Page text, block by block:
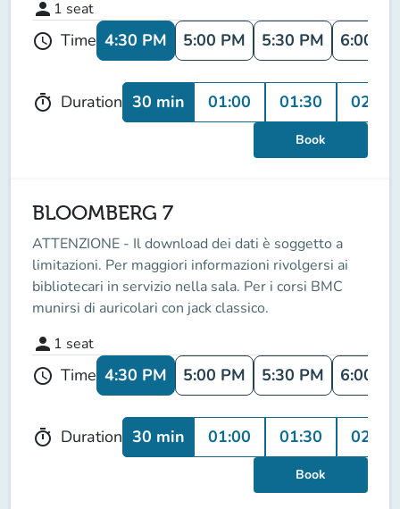
person 1 seat
schedule Time 4:30 PM 5:00 PM 5:30 PM 6:00
timer Duration 30 min 01:00 01:30 02:00
Book
BLOOMBERG 7
ATTENZIONE - Il download dei dati è soggetto a
limitazioni. Per maggiori informazioni rivolgersi ai
bibliotecari in servizio nella sala. Per i corsi BMC
munirsi di auricolari con jack classico.
person 1 seat
schedule Time 4:30 PM 5:00 PM 5:30 PM 6:00
timer Duration 30 min 01:00 01:30 02:00
Book